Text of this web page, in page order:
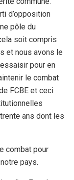
d’opposition
pôle du
soit compris
et nous avons le
pour en
le combat
FCBE et ceci
ans dont les
combat pour
pays.